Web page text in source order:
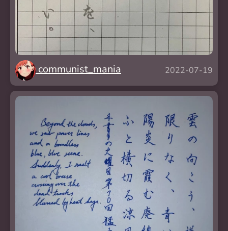
communist_mania 2022-07-19